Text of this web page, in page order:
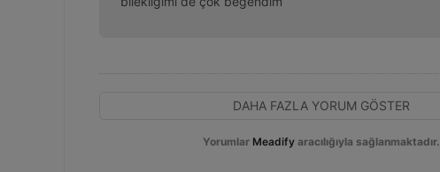
DAHA FAZLA YORUM GÖSTER
Yorumlar Meadify aracılığıyla sağlanmaktadır.